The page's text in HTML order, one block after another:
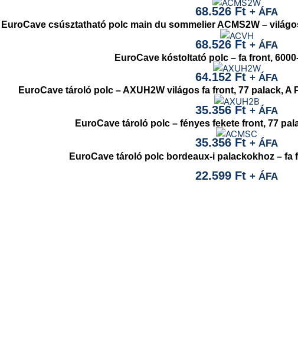
68.526 Ft + ÁFA
EuroCave csúsztatható polc main du sommelier ACMS2W –
68.526 Ft + ÁFA
EuroCave kóstoltató polc – fa front,
64.152 Ft + ÁFA
EuroCave tároló polc – AXUH2W világos fa front, 77 palack,
35.356 Ft + ÁFA
EuroCave tároló polc – fényes fekete front, 77
35.356 Ft + ÁFA
EuroCave tároló polc bordeaux-i palackokhoz – fa
22.599 Ft + ÁFA